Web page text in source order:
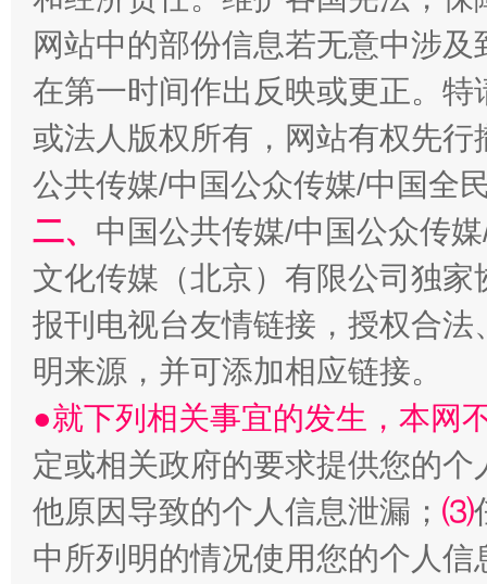
网站中的部份信息若无意中涉
在第一时间作出反映或更正。
或法人版权所有，网站有权先
公共传媒/中国公众传媒/中国全
二、 中国公共传媒/中国公众传
文化传媒（北京）有限公司独
报刊电视台友情链接，授权合
明来源，并可添加相应链接。
●就下列相关事宜的发生，本网
定或相关政府的要求提供您的个
他原因导致的个人信息泄漏； ⑶
中所列明的情况使用您的个人